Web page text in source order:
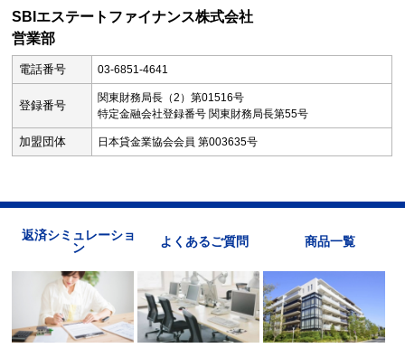
SBIエステートファイナンス株式会社
営業部
電話番号 03-6851-4641
登録番号
関東財務局長（2）第01516号
特定金融会社登録番号 関東財務局長第55号
加盟団体 日本貸金業協会会員 第003635号
返済シミュレーショ
ン
よくあるご質問 商品一覧